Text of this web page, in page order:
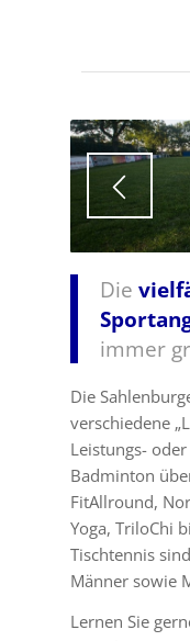
Die
immer
Die
verschiedene
Leistungs-
Badminton
FitAllround,
Yoga, TriloChi
Tischtennis
Männer sowie
Lernen Sie